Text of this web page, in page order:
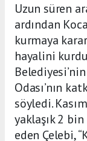
Uzun süren
ardından
kurmaya
hayalini
Odası’nın
söyledi.
yaklaşık 2
eden Çelebi,